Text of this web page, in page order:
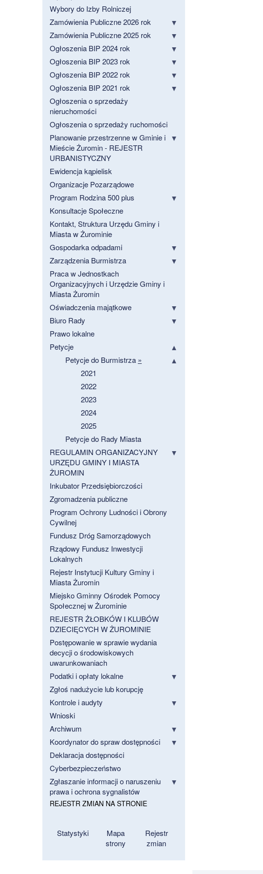
Wybory do Izby Rolniczej
Zamówienia Publiczne 2026 rok
Zamówienia Publiczne 2025 rok
Ogłoszenia BIP 2024 rok
Ogłoszenia BIP 2023 rok
Ogłoszenia BIP 2022 rok
Ogłoszenia BIP 2021 rok
Ogłoszenia o sprzedaży
nieruchomości
Ogłoszenia o sprzedaży ruchomości
Planowanie przestrzenne w Gminie i
Mieście Żuromin - REJESTR
URBANISTYCZNY
Ewidencja kąpielisk
Organizacje Pozarządowe
Program Rodzina 500 plus
Konsultacje Społeczne
Kontakt, Struktura Urzędu Gminy i
Miasta w Żurominie
Gospodarka odpadami
Zarządzenia Burmistrza
Praca w Jednostkach
Organizacyjnych i Urzędzie Gminy i
Miasta Żuromin
Oświadczenia majątkowe
Biuro Rady
Prawo lokalne
Petycje
Petycje do Burmistrza »
2021
2022
2023
2024
2025
Petycje do Rady Miasta
REGULAMIN ORGANIZACYJNY
URZĘDU GMINY I MIASTA
ŻUROMIN
Inkubator Przedsiębiorczości
Zgromadzenia publiczne
Program Ochrony Ludności i Obrony
Cywilnej
Fundusz Dróg Samorządowych
Rządowy Fundusz Inwestycji
Lokalnych
Rejestr Instytucji Kultury Gminy i
Miasta Żuromin
Miejsko Gminny Ośrodek Pomocy
Społecznej w Żurominie
REJESTR ŻŁOBKÓW I KLUBÓW
DZIECIĘCYCH W ŻUROMINIE
Postępowanie w sprawie wydania
decycji o środowiskowych
uwarunkowaniach
Podatki i opłaty lokalne
Zgłoś nadużycie lub korupcję
Kontrole i audyty
Wnioski
Archiwum
Koordynator do spraw dostępności
Deklaracja dostępności
Cyberbezpieczeństwo
Zgłaszanie informacji o naruszeniu
prawa i ochrona sygnalistów
REJESTR ZMIAN NA STRONIE
Statystyki
Mapa
strony
Rejestr
zmian